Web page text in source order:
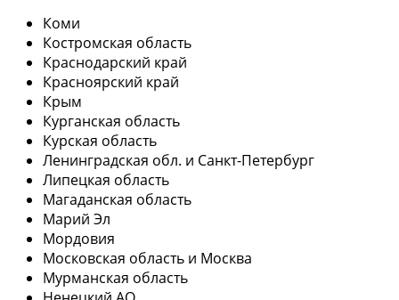
Коми
Костромская область
Краснодарский край
Красноярский край
Крым
Курганская область
Курская область
Ленинградская обл. и Санкт-Петербург
Липецкая область
Магаданская область
Марий Эл
Мордовия
Московская область и Москва
Мурманская область